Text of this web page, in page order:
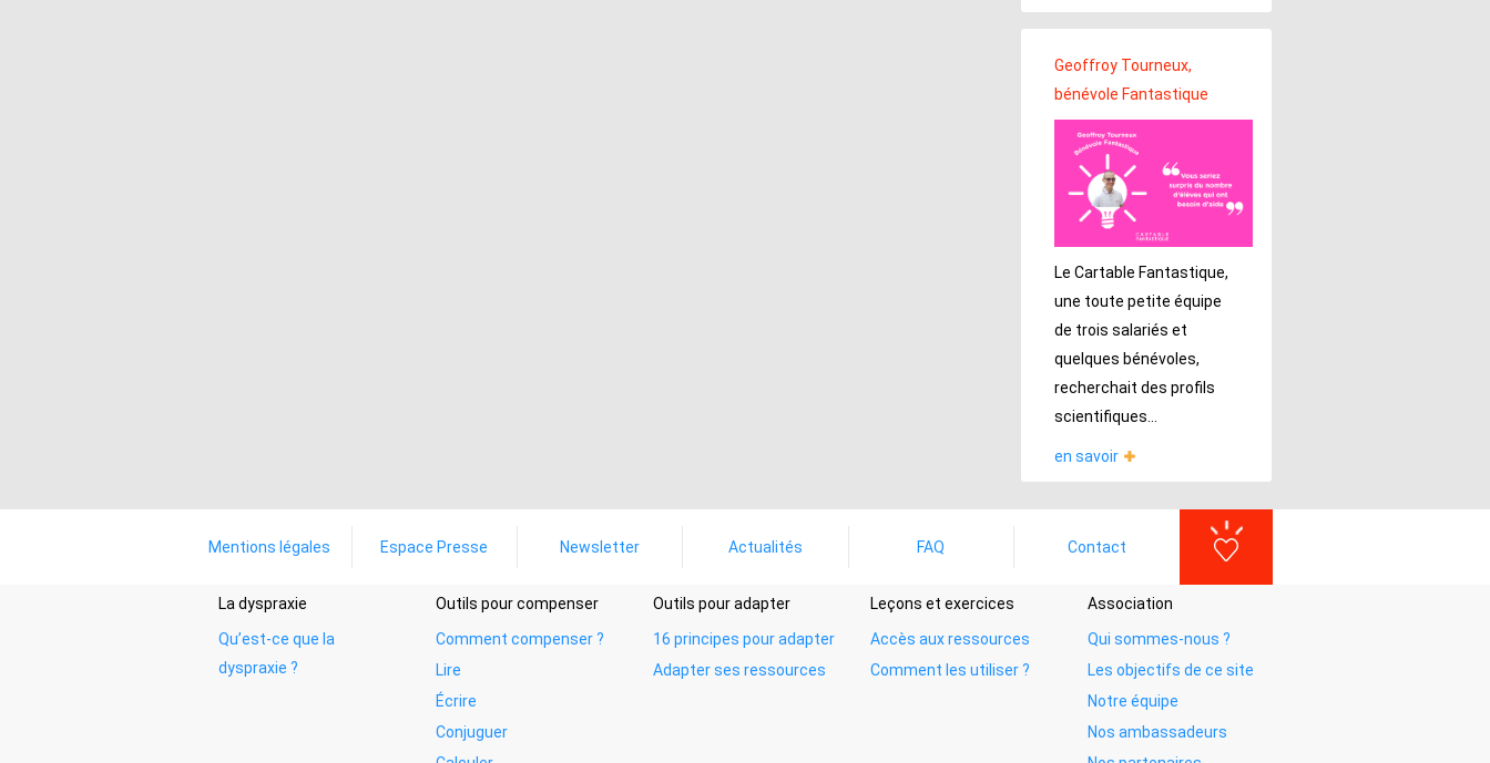
Geoffroy Tourneux,
bénévole Fantastique
Le Cartable Fantastique,
une toute petite équipe
de trois salariés et
quelques bénévoles,
recherchait des profils
scientifiques...
en savoir
Mentions légales Espace Presse Newsletter Actualités FAQ Contact
La dyspraxie
Qu’est-ce que la
dyspraxie ?
Outils pour compenser
Comment compenser ?
Lire
Écrire
Conjuguer
Outils pour adapter
16 principes pour adapter
Adapter ses ressources
Leçons et exercices
Accès aux ressources
Comment les utiliser ?
Association
Qui sommes-nous ?
Les objectifs de ce site
Notre équipe
Nos ambassadeurs